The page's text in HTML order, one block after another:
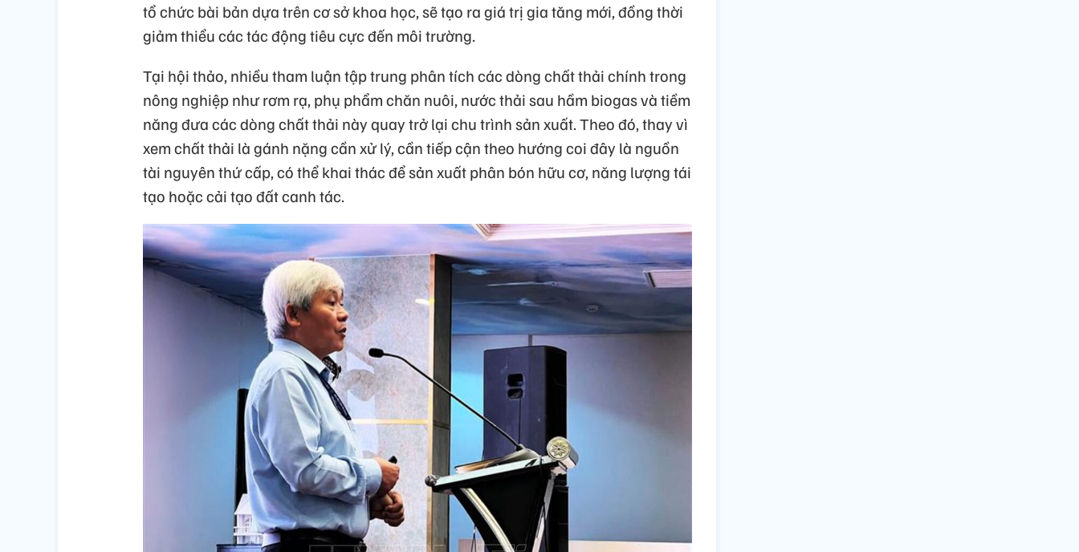
tổ chức bài bản dựa trên cơ sở khoa học, sẽ tạo ra giá trị gia tăng mới, đồng thời
giảm thiểu các tác động tiêu cực đến môi trường.
Tại hội thảo, nhiều tham luận tập trung phân tích các dòng chất thải chính trong
nông nghiệp như rơm rạ, phụ phẩm chăn nuôi, nước thải sau hầm biogas và tiềm
năng đưa các dòng chất thải này quay trở lại chu trình sản xuất. Theo đó, thay vì
xem chất thải là gánh nặng cần xử lý, cần tiếp cận theo hướng coi đây là nguồn
tài nguyên thứ cấp, có thể khai thác để sản xuất phân bón hữu cơ, năng lượng tái
tạo hoặc cải tạo đất canh tác.